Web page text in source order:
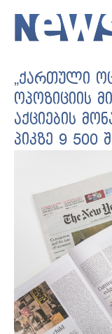
„ქართული
ოპოზიციის
აქციების
პიკზე 9 500